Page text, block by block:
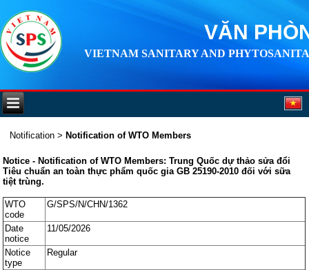
VĂN
VIETNAM SANITARY AND
Notification > Notification of WTO Members
Notice - Notification of WTO Members: Trung Quốc dự thảo sửa đổi
Tiêu chuẩn an toàn thực phẩm quốc gia GB 25190-2010 đối với sữa
tiệt trùng.
WTO
code
G/SPS/N/CHN/1362
Date
notice
11/05/2026
Notice
type
Regular